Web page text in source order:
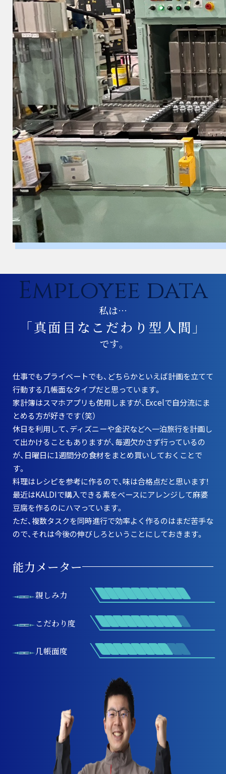
Employee data
私は…
「真面目なこだわり型人間」
です。
仕事でもプライベートでも、どちらかといえば計画を立てて
行動する几帳面なタイプだと思っています。
家計簿はスマホアプリも使用しますが、Excelで自分流にま
とめる方が好きです（笑）
休日を利用して、ディズニーや金沢などへ一泊旅行を計画し
て出かけることもありますが、毎週欠かさず行っているの
が、日曜日に1週間分の食材をまとめ買いしておくことで
す。
料理はレシピを参考に作るので、味は合格点だと思います！
最近はKALDIで購入できる素をべースにアレンジして麻婆
豆腐を作るのにハマっています。
ただ、複数タスクを同時進行で効率よく作るのはまだ苦手な
ので、それは今後の伸びしろということにしておきます。
能力メーター
親しみ力
こだわり度
几帳面度